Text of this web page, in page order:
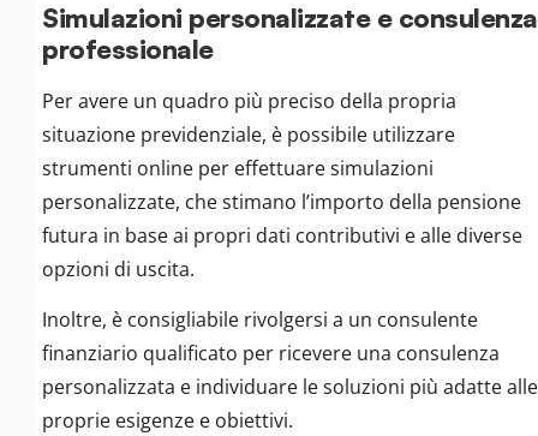
Simulazioni personalizzate e consulenza
professionale
Per avere un quadro più preciso della propria
situazione previdenziale, è possibile utilizzare
strumenti online per effettuare simulazioni
personalizzate, che stimano l’importo della pensione
futura in base ai propri dati contributivi e alle diverse
opzioni di uscita.
Inoltre, è consigliabile rivolgersi a un consulente
finanziario qualificato per ricevere una consulenza
personalizzata e individuare le soluzioni più adatte alle
proprie esigenze e obiettivi.